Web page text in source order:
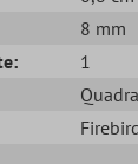
8 mm
1